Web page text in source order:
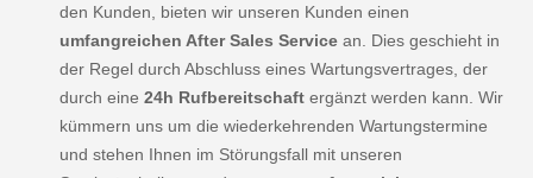
den Kunden, bieten wir unseren Kunden einen
umfangreichen After Sales Service an. Dies geschieht in
der Regel durch Abschluss eines Wartungsvertrages, der
durch eine 24h Rufbereitschaft ergänzt werden kann. Wir
kümmern uns um die wiederkehrenden Wartungstermine
und stehen Ihnen im Störungsfall mit unseren